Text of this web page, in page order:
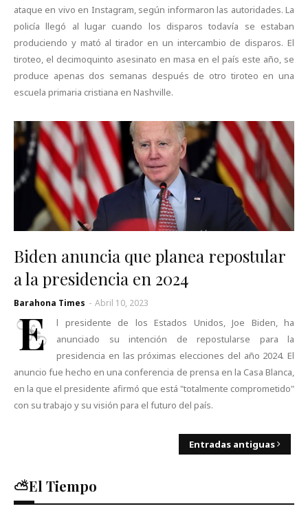
ataque en vivo en Instagram, según informaron las autoridades. La
policía llegó al lugar cuando los disparos todavía se estaban
produciendo y mató al tirador en un intercambio de disparos. El
tiroteo, el decimoquinto asesinato en masa en el país este año, se
produce apenas dos semanas después de otro tiroteo en una
escuela primaria cristiana en Nashville.
Biden anuncia que planea repostular
a la presidencia en 2024
Barahona Times - Abril 10, 2023
E
l presidente de los Estados Unidos, Joe Biden, ha
anunciado su intención de repostularse para la
presidencia en las próximas elecciones del año 2024. El
anuncio fue hecho en una conferencia de prensa en la Casa Blanca,
en la que el presidente afirmó que está "totalmente comprometido"
con su trabajo y su visión para el futuro del país.
Entradas antiguas
⛅El Tiempo